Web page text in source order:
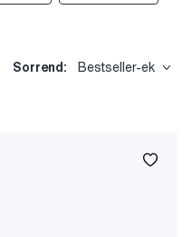
Sorrend: Bestseller-ek